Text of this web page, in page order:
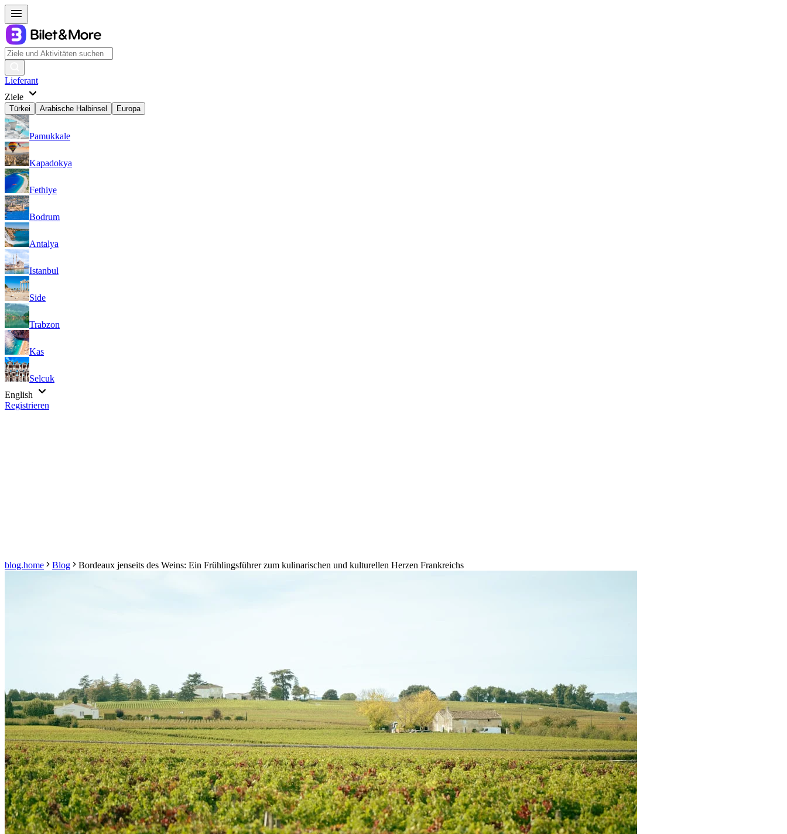
Lieferant
Ziele
Türkei Arabische Halbinsel Europa
Pamukkale
Kapadokya
Fethiye
Bodrum
Antalya
Istanbul
Side
Trabzon
Kas
Selcuk
English
Registrieren
blog.home Blog Bordeaux jenseits des Weins: Ein Frühlingsführer zum kulinarischen und kulturellen Herzen Frankreichs